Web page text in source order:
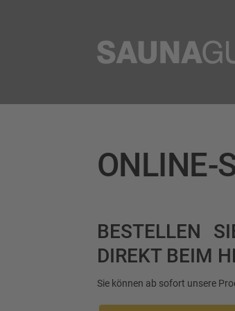
ONLINE-
BESTELLEN
DIREKT BEIM
Sie können ab sofort unsere